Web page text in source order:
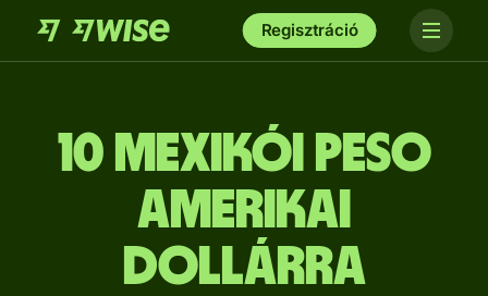
Regisztráció
10 mexikói peso
amerikai
dollárra